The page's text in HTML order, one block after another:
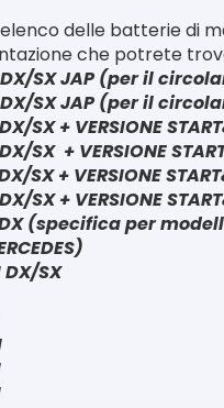
delle batterie di
che potrete
SX JAP (per il
SX JAP (per il
SX + VERSIONE
SX + VERSIONE
SX + VERSIONE
SX + VERSIONE
(specifica per
DX/SX